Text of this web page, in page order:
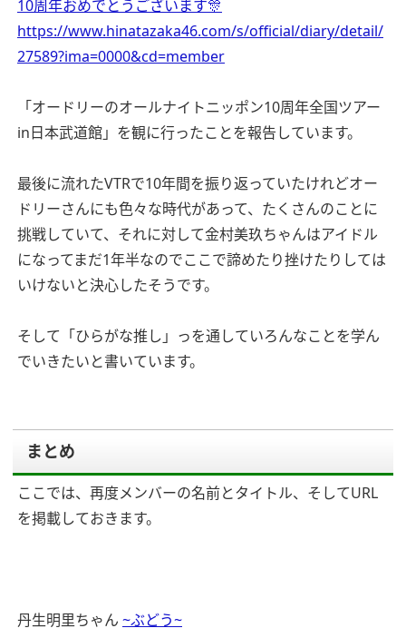
10周年おめでとうございます🎊
https://www.hinatazaka46.com/s/official/diary/detail/
27589?ima=0000&cd=member
「オードリーのオールナイトニッポン10周年全国ツアー
in日本武道館」を観に行ったことを報告しています。
最後に流れたVTRで10年間を振り返っていたけれどオー
ドリーさんにも色々な時代があって、たくさんのことに
挑戦していて、それに対して金村美玖ちゃんはアイドル
になってまだ1年半なのでここで諦めたり挫けたりしては
いけないと決心したそうです。
そして「ひらがな推し」っを通していろんなことを学ん
でいきたいと書いています。
まとめ
ここでは、再度メンバーの名前とタイトル、そしてURL
を掲載しておきます。
丹生明里ちゃん ~ぶどう~